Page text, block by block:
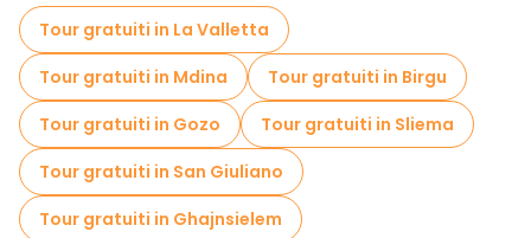
Tour gratuiti in La Valletta
Tour gratuiti in Mdina
Tour gratuiti in Birgu
Tour gratuiti in Gozo
Tour gratuiti in Sliema
Tour gratuiti in San Giuliano
Tour gratuiti in Ghajnsielem